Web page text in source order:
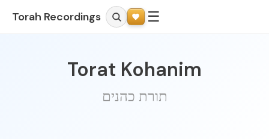
Torah Recordings ☰
Torat Kohanim
תורת כהנים